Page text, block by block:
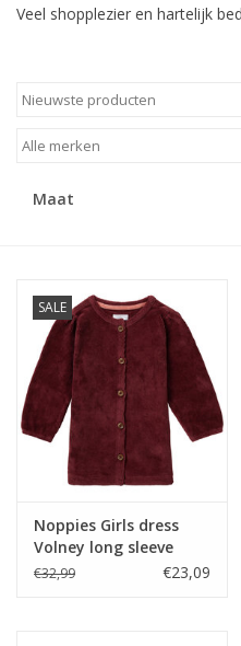
Cadeaubon
Veel shopplezier en hartelijk
Maat
SALE
Noppies Girls dress
Volney long sleeve
Oxblood Red -W23
€32,99 €23,09